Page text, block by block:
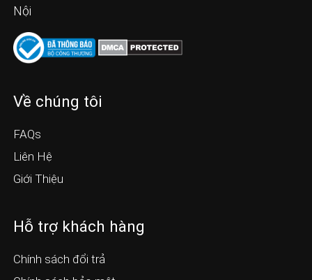
Nội
Về chúng tôi
FAQs
Liên Hệ
Giới Thiệu
Hỗ trợ khách hàng
Chính sách đổi trả